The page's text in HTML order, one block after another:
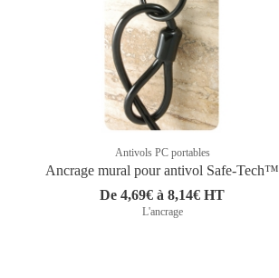
Antivols PC portables
Ancrage mural pour antivol Safe-Tech™
De 4,69€ à 8,14€ HT
L'ancrage